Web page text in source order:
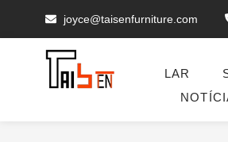
joyce@taisenfurniture.com
LAR